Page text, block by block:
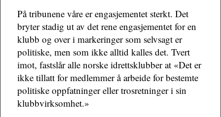
På tribunene våre er engasjementet sterkt. Det
bryter stadig ut av det rene engasjementet for en
klubb og over i markeringer som selvsagt er
politiske, men som ikke alltid kalles det. Tvert
imot, fastslår alle norske idrettsklubber at «Det er
ikke tillatt for medlemmer å arbeide for bestemte
politiske oppfatninger eller trosretninger i sin
klubbvirksomhet.»